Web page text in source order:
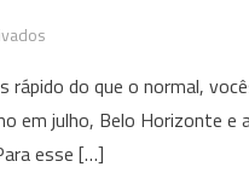
que
acontecem
em
rápido do que o normal,
em julho, Belo Horizonte e
esse […]